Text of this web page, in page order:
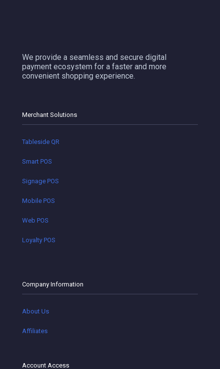
We provide a seamless and secure digital
payment ecosystem for a faster and more
convenient shopping experience.
Merchant Solutions
Tableside QR
Smart POS
Signage POS
Mobile POS
Web POS
Loyalty POS
Company Information
About Us
Affiliates
Account Access